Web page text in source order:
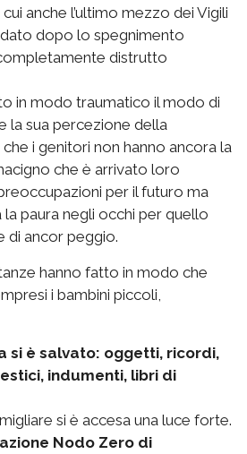
anche l’ultimo mezzo dei Vigili
dopo lo spegnimento
distrutto
in modo traumatico il modo di
la sua percezione della
i genitori non hanno ancora la
che è arrivato loro
per il futuro ma
paura negli occhi per quello
di ancor peggio.
hanno fatto in modo che
i bambini piccoli,
si è salvato: oggetti, ricordi,
indumenti, libri di
si è accesa una luce forte.
Nodo Zero di